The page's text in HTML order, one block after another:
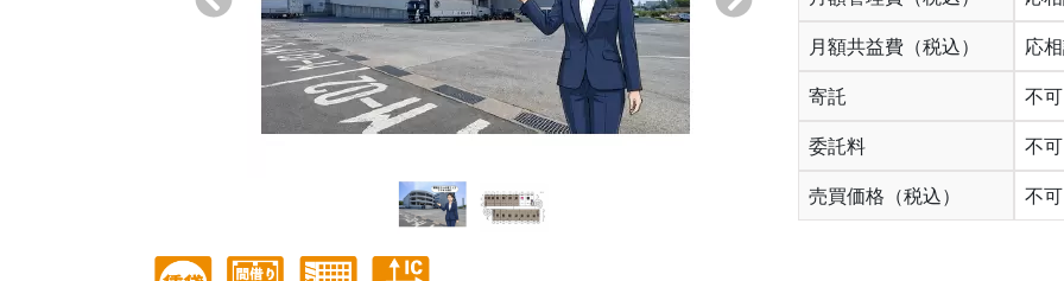
月額共益費（税込） 応
寄託 不可
委託料 不可
売買価格（税込） 不可